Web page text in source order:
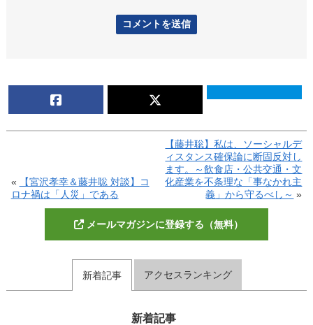
«
【宮沢孝幸＆藤井聡 対談】コ
ロナ禍は「人災」である
【藤井聡】私は、ソーシャルデ
ィスタンス確保論に断固反対し
ます。～飲食店・公共交通・文
化産業を不条理な「事なかれ主
義」から守るべし～ »
メールマガジンに登録する（無料）
新着記事 アクセスランキング
新着記事